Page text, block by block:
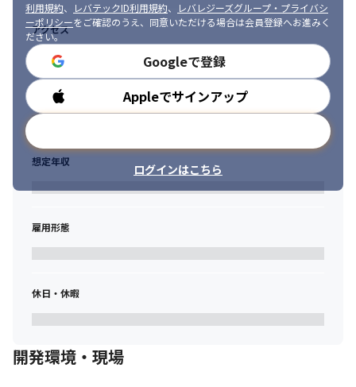
利用規約、 レバテックID利用規約、
レバレジーズグループ・プライバシ
ーポリシーをご確認のうえ、同意いただける場合は会員登録へお進みく
ださい。
Googleで登録
Appleでサインアップ
ログインはこちら
アクセス
勤務時間
想定年収
雇用形態
休日・休暇
開発環境・現場